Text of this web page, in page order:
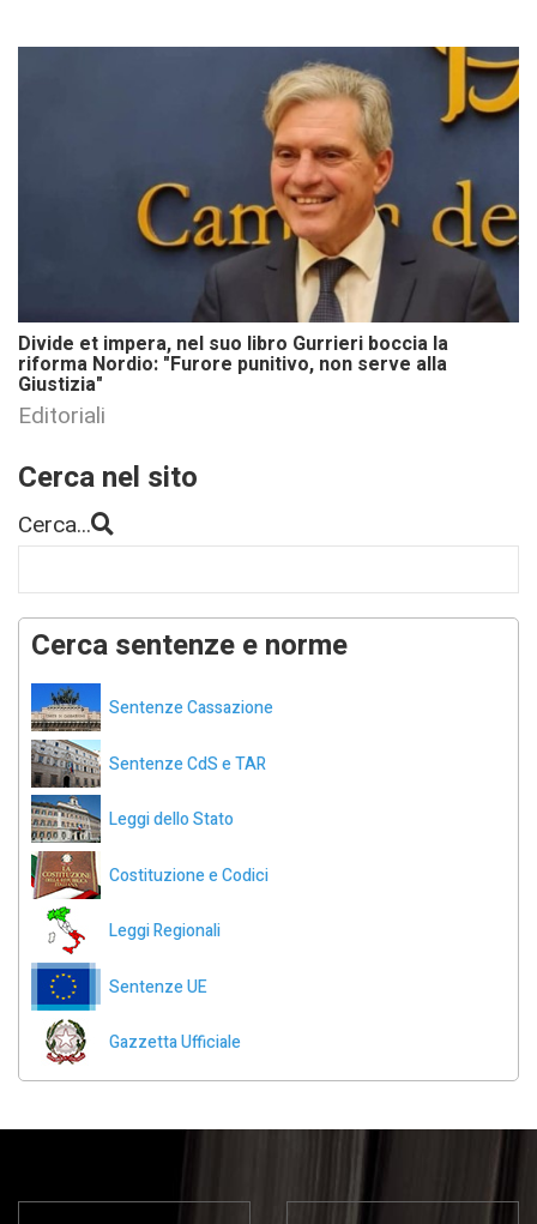
Divide et impera, nel suo libro Gurrieri boccia la
riforma Nordio: "Furore punitivo, non serve alla
Giustizia"
Editoriali
Cerca nel sito
Cerca...
Cerca sentenze e norme
Sentenze Cassazione
Sentenze CdS e TAR
Leggi dello Stato
Costituzione e Codici
Leggi Regionali
Sentenze UE
Gazzetta Ufficiale